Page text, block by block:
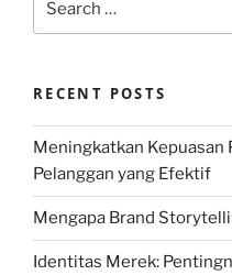
for:
RECENT POSTS
Meningkatkan Kepuasan
Pelanggan yang Efektif
Mengapa Brand
Identitas Merek: